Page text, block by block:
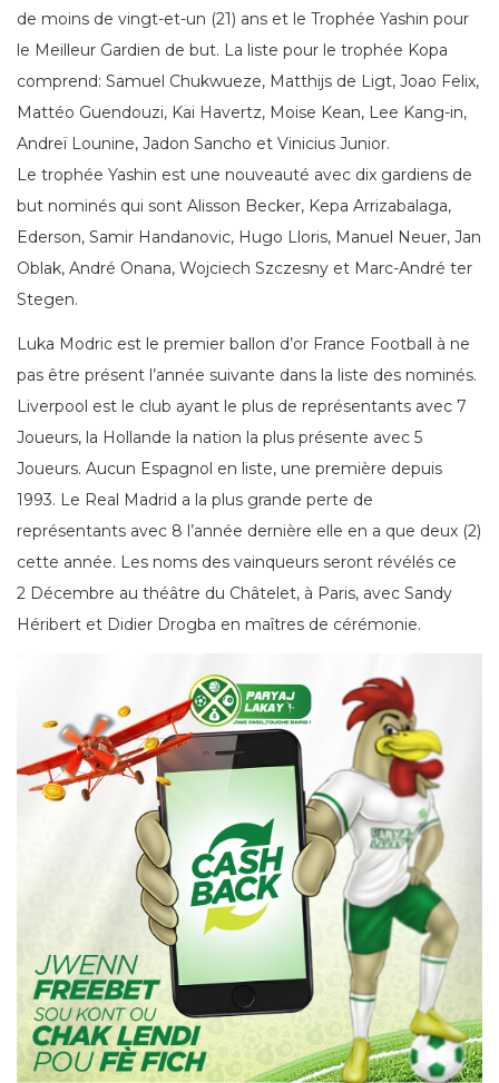
de moins de vingt-et-un (21) ans et le Trophée Yashin pour
le Meilleur Gardien de but. La liste pour le trophée Kopa
comprend: Samuel Chukwueze, Matthijs de Ligt, Joao Felix,
Mattéo Guendouzi, Kai Havertz, Moise Kean, Lee Kang-in,
Andreï Lounine, Jadon Sancho et Vinicius Junior.
Le trophée Yashin est une nouveauté avec dix gardiens de
but nominés qui sont Alisson Becker, Kepa Arrizabalaga,
Ederson, Samir Handanovic, Hugo Lloris, Manuel Neuer, Jan
Oblak, André Onana, Wojciech Szczesny et Marc-André ter
Stegen.
Luka Modric est le premier ballon d’or France Football à ne
pas être présent l’année suivante dans la liste des nominés.
Liverpool est le club ayant le plus de représentants avec 7
Joueurs, la Hollande la nation la plus présente avec 5
Joueurs. Aucun Espagnol en liste, une première depuis
1993. Le Real Madrid a la plus grande perte de
représentants avec 8 l’année dernière elle en a que deux (2)
cette année. Les noms des vainqueurs seront révélés ce
2 Décembre au théâtre du Châtelet, à Paris, avec Sandy
Héribert et Didier Drogba en maîtres de cérémonie.